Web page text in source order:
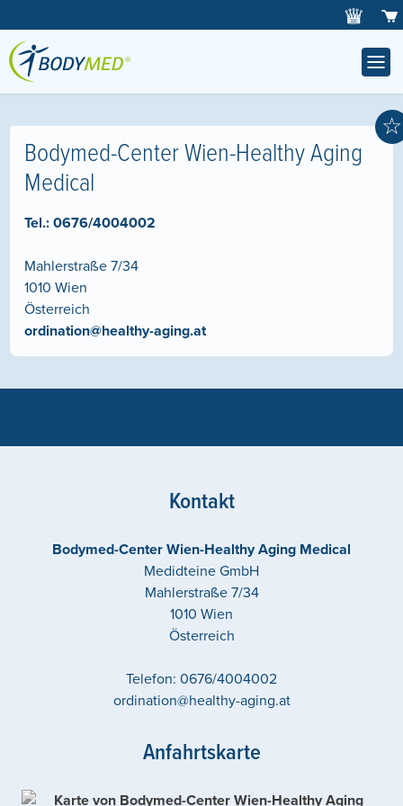
☆
Bodymed-Center Wien-Healthy Aging
Medical
Tel.:0676/4004002
Mahlerstraße 7/34
1010 Wien
Österreich
ordination@healthy-aging.at
Kontakt
Bodymed-Center Wien-Healthy Aging Medical
Medidteine GmbH
Mahlerstraße 7/34
1010 Wien
Österreich
Telefon: 0676/4004002
ordination@healthy-aging.at
Anfahrtskarte